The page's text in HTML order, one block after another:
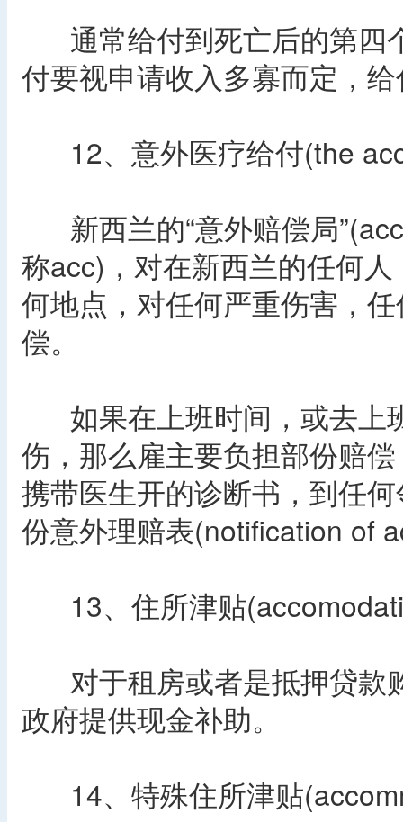
通常给付到死亡后的第四
付要视申请收入多寡而定，
12、意外医疗给付(the
新西兰的“意外赔偿局
称acc)，对在新西兰的任何
何地点，对任何严重伤害，
偿。
如果在上班时间，或去上
伤，那么雇主要负担部份赔
携带医生开的诊断书，到任
份意外理赔表(notification of
13、住所津贴
对于租房或者是抵押贷款
政府提供现金补助。
14、特殊住所津贴